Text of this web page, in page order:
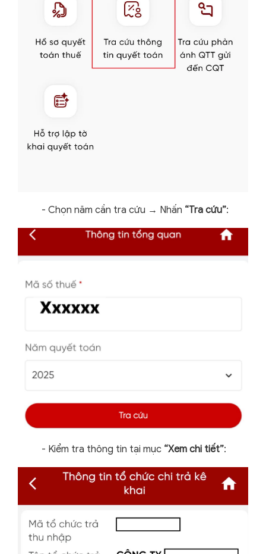
- Chọn năm cần tra cứu → Nhấn “Tra cứu”:
- Kiểm tra thông tin tại mục “Xem chi tiết”: